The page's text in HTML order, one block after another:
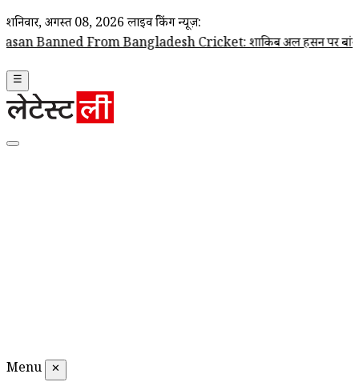
शनिवार, अगस्त 08, 2026 लाइव ब्रेकिंग न्यूज़:
From Bangladesh Cricket: शाकिब अल हसन पर बांग्लादेश क्रिकेट
☰
Menu ✕